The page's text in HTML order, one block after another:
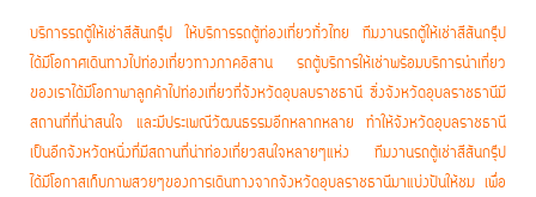
บริการรถตู้ให้เช่าสีสันกรุ๊ป ให้บริการรถตู้ท่องเที่ยวทั่วไทย ทีมงานรถตู้ให้เช่าสีสันกรุ๊ป
ได้มีโอกาศเดินทางไปท่องเที่ยวทางภาคอิสาน รถตู้บริการให้เช่่าพร้อมบริการนำเที่ยว
ของเราได้มีโอกาพาลูกค้าไปท่องเที่่ยวที่จังหวัดอุบลบราชธานี ซึ่งจังหวัดอุบลราชธานีมี
สถานที่่ที่่น่าสนใจ และมีประเพณีวัฒนธรรมอีกหลากหลาย ทำให้จังหวัดอุบลราชธานี
เป็นอีกจังหวัดหนึ่งที่มีสถานที่น่าท่องเที่ยวสนใจหลายๆแห่ง ทีมงานรถตู้เช่าสีสันกรุ๊ป
ได้มีโอกาสเก็บภาพสวยๆของการเดินทางจากจังหวัดอุบลราชธานีมาแบ่งปันให้ชม เพื่อ